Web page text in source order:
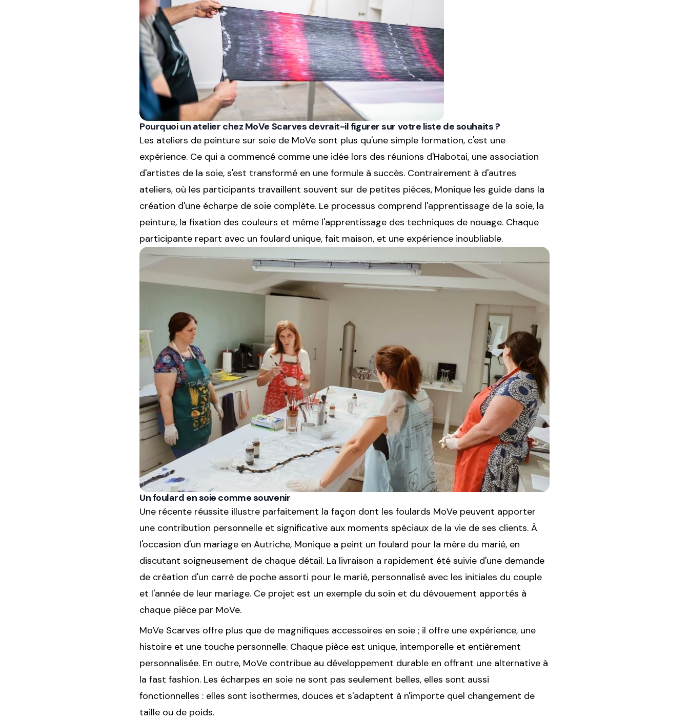
Pourquoi un atelier chez MoVe Scarves devrait-il figurer sur votre liste de souhaits ?
Les ateliers de peinture sur soie de MoVe sont plus qu'une simple formation, c'est une
expérience. Ce qui a commencé comme une idée lors des réunions d'Habotai, une association
d'artistes de la soie, s'est transformé en une formule à succès. Contrairement à d'autres
ateliers, où les participants travaillent souvent sur de petites pièces, Monique les guide dans la
création d'une écharpe de soie complète. Le processus comprend l'apprentissage de la soie, la
peinture, la fixation des couleurs et même l'apprentissage des techniques de nouage. Chaque
participante repart avec un foulard unique, fait maison, et une expérience inoubliable.
Un foulard en soie comme souvenir
Une récente réussite illustre parfaitement la façon dont les foulards MoVe peuvent apporter
une contribution personnelle et significative aux moments spéciaux de la vie de ses clients. À
l'occasion d'un mariage en Autriche, Monique a peint un foulard pour la mère du marié, en
discutant soigneusement de chaque détail. La livraison a rapidement été suivie d'une demande
de création d'un carré de poche assorti pour le marié, personnalisé avec les initiales du couple
et l'année de leur mariage. Ce projet est un exemple du soin et du dévouement apportés à
chaque pièce par MoVe.
MoVe Scarves offre plus que de magnifiques accessoires en soie ; il offre une expérience, une
histoire et une touche personnelle. Chaque pièce est unique, intemporelle et entièrement
personnalisée. En outre, MoVe contribue au développement durable en offrant une alternative à
la fast fashion. Les écharpes en soie ne sont pas seulement belles, elles sont aussi
fonctionnelles : elles sont isothermes, douces et s'adaptent à n'importe quel changement de
taille ou de poids.